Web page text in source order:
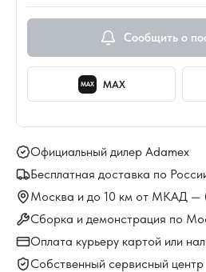
Сообщить о
MAX MAX
Официальный дилер Adamex
Бесплатная доставка по
Москва и до 10 км от МКАД —
Сборка и демонстрация по
Оплата курьеру картой или
Собственный сервисный центр